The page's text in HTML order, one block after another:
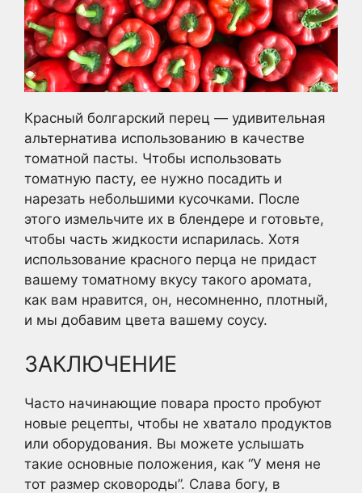
Красный болгарский перец — удивительная
альтернатива использованию в качестве
томатной пасты. Чтобы использовать
томатную пасту, ее нужно посадить и
нарезать небольшими кусочками. После
этого измельчите их в блендере и готовьте,
чтобы часть жидкости испарилась. Хотя
использование красного перца не придаст
вашему томатному вкусу такого аромата,
как вам нравится, он, несомненно, плотный,
и мы добавим цвета вашему соусу.
ЗАКЛЮЧЕНИЕ
Часто начинающие повара просто пробуют
новые рецепты, чтобы не хватало продуктов
или оборудования. Вы можете услышать
такие основные положения, как “У меня не
тот размер сковороды”. Слава богу, в